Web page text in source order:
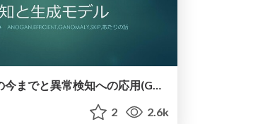
生成モデルの今までと異常検知への応用(GAN,anoGAN,ganomaly,efficient,skip))
2 2.6k